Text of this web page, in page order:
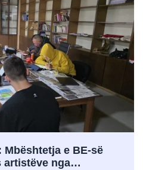
e BE-së
artistëve nga…